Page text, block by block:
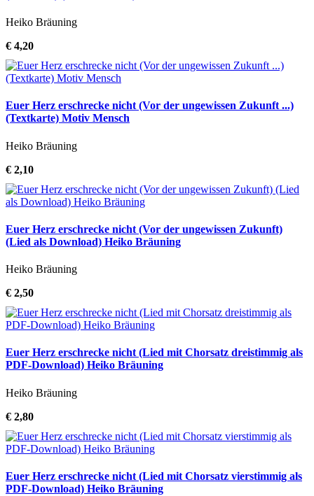
Heiko Bräuning
€ 4,20
Euer Herz erschrecke nicht (Vor der ungewissen Zukunft ...)
(Textkarte) Motiv Mensch
Heiko Bräuning
€ 2,10
Euer Herz erschrecke nicht (Vor der ungewissen Zukunft)
(Lied als Download) Heiko Bräuning
Heiko Bräuning
€ 2,50
Euer Herz erschrecke nicht (Lied mit Chorsatz dreistimmig als
PDF-Download) Heiko Bräuning
Heiko Bräuning
€ 2,80
Euer Herz erschrecke nicht (Lied mit Chorsatz vierstimmig als
PDF-Download) Heiko Bräuning